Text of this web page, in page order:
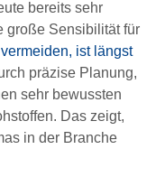
bereits sehr
große Sensibilität für
ist längst
präzise Planung,
sehr bewussten
Das zeigt,
in der Branche